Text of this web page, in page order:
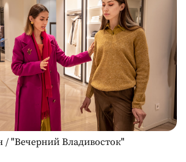
"Вечерний Владивосток"